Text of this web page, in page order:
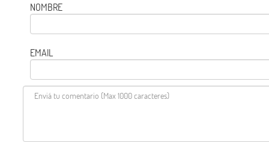
NOMBRE
EMAIL